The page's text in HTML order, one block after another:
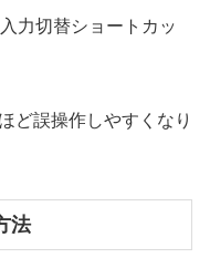
力切替ショートカッ
ど誤操作しやすくなり
法